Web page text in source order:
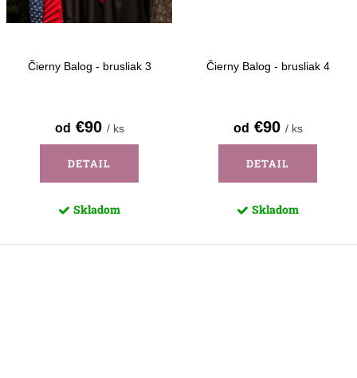
Čierny Balog - brusliak 3
od €90 / ks
DETAIL
Skladom
Čierny Balog - brusliak 4
od €90 / ks
DETAIL
Skladom